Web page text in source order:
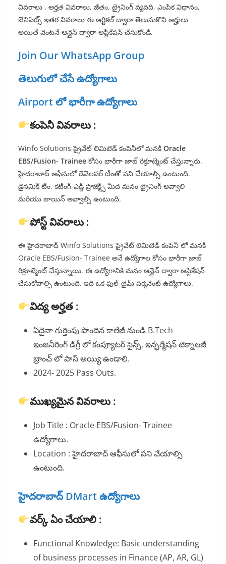
వివరాలు , అర్హత వివరాలు, జీతం, ట్రైనింగ్ వ్యవది, ఎంపిక విధానం,
బెనిఫిట్స్ ఇతర వివరాలు ఈ ఆర్టికల్ ద్వారా తెలుసుకొని అర్హులు
అయితే వెంటనే ఆన్లైన్ ద్వారా అప్లికేషన్ చేసుకోండి.
Join Our WhatsApp Group
తెలుగులో చేసే ఉద్యోగాలు
Airport లో భారీగా ఉద్యోగాలు
కంపెనీ వివరాలు :
Winfo Solutions ప్రైవేట్ లిమిటెడ్ కంపెనీలో మనకి Oracle
EBS/Fusion- Trainee కోసం భారీగా జాబ్ రిక్రూట్మెంట్ చేస్తున్నారు.
హైదరాబాద్ ఆఫీసులో డెవెలపర్ టీంతో పని చేయాల్సి ఉంటుంది.
డైనమిక్ టీం, కటింగ్-ఎడ్జ్ ప్రొజెక్ట్స్ మీద మనం ట్రైనింగ్ అవ్వాలి
మరియు జాయిన్ అవ్వాల్సి ఉంటుంది.
పోస్ట్ వివరాలు :
ఈ హైదరాబాద్ Winfo Solutions ప్రైవేట్ లిమిటెడ్ కంపెనీ లో మనకి
Oracle EBS/Fusion- Trainee అనే ఉద్యోగాల కోసం భారీగా జాబ్
రిక్రూట్మెంట్ చేస్తున్నాయి. ఈ ఉద్యోగానికి మనం ఆన్లైన్ ద్వారా అప్లికేషన్
చేసుకోవాల్సి ఉంటుంది. ఇది ఒక ఫుల్-టైమ్ పర్మనెంట్ ఉద్యోగాలు.
విద్య అర్హత :
ఏదైనా గుర్తింపు పొందిన కాలేజీ నుండి B.Tech
ఇంజనీరింగ్ డిగ్రీ లో కంప్యూటర్ సైన్స్, ఇన్ఫర్మేషన్ టెక్నాలజీ
బ్రాంచ్ లో పాస్ అయ్యి ఉండాలి.
2024- 2025 Pass Outs.
ముఖ్యమైన వివరాలు :
Job Title : Oracle EBS/Fusion- Trainee
ఉద్యోగాలు.
Location : హైదరాబాద్ ఆఫీసులో పని చేయాల్సి
ఉంటుంది.
హైదరాబాద్ DMart ఉద్యోగాలు
వర్క్ ఏం చేయాలి :
Functional Knowledge: Basic understanding
of business processes in Finance (AP, AR, GL)